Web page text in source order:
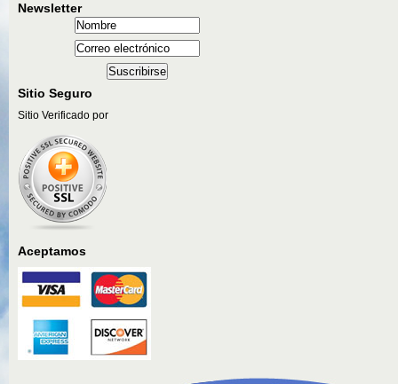
Newsletter
Sitio Seguro
Sitio Verificado por
Aceptamos